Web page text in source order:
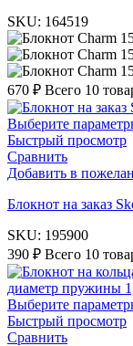
SKU: 164519
670 ₽ Всего 10
Выберите
Быстрый просмотр
Сравнить
Добавить в
Блокнот на заказ
SKU: 195900
390 ₽ Всего 10
Выберите
Быстрый просмотр
Сравнить